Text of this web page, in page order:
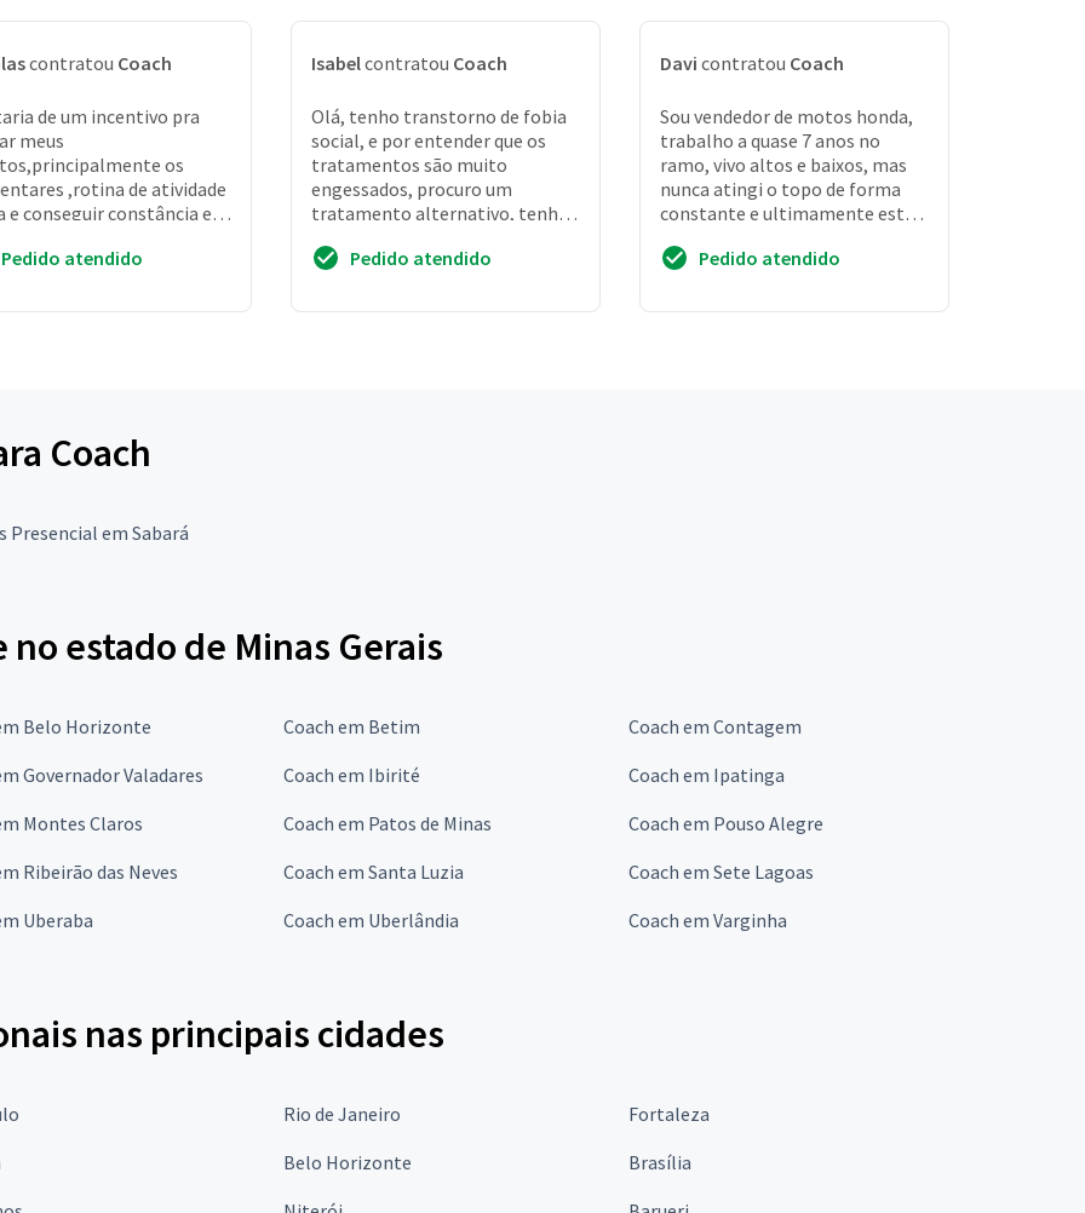
contratou Coach
de um incentivo pra
meus
os
,rotina de atividade
e conseguir constância em
Pedido atendido
Isabelcontratou Coach
Olá, tenho transtorno de fobia
social, e por entender que os
tratamentos são muito
engessados, procuro um
tratamento alternativo, tenho
Pedido atendido
Davi contratou Coach
Sou vendedor de motos honda,
trabalho a quase 7 anos no
ramo, vivo altos e baixos, mas
nunca atingi o topo de forma
constante e ultimamente estou
minha renda ...
Pedido atendido
Coach
Presencial em Sabará
estado de Minas Gerais
Belo Horizonte Coach em Betim
Coach em Contagem
Governador Valadares Coach em Ibirité
Coach em Ipatinga
Montes Claros Coach em Patos de Minas
Coach em Pouso Alegre
Ribeirão das Neves Coach em Santa Luzia
Coach em Sete Lagoas
Uberaba Coach em Uberlândia Coach em Varginha
nas principais cidades
Rio de Janeiro
Fortaleza
Belo Horizonte
Brasília